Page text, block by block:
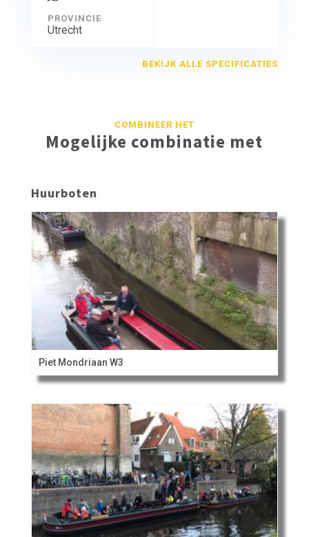
PROVINCIE
Utrecht
BEKIJK ALLE SPECIFICATIES
COMBINEER HET
Mogelijke combinatie met
Huurboten
Piet Mondriaan W3